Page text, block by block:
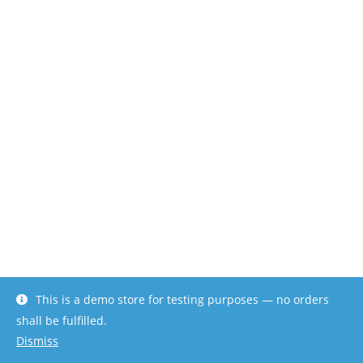
This is a demo store for testing purposes — no orders
shall be fulfilled.
Dismiss